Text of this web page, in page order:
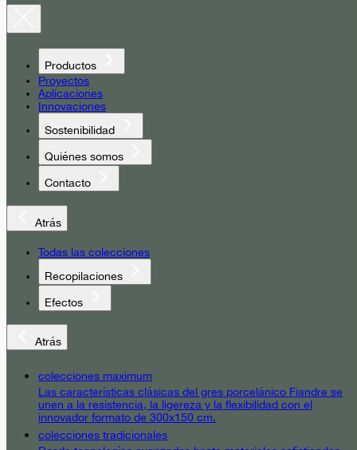
Productos
Proyectos
Aplicaciones
Innovaciones
Sostenibilidad
Quiénes somos
Contacto
Atrás
Todas las colecciones
Recopilaciones
Efectos
Atrás
colecciones maximum
Las características clásicas del gres porcelánico Fiandre se
unen a la resistencia, la ligereza y la flexibilidad con el
innovador formato de 300x150 cm.
colecciones tradicionales